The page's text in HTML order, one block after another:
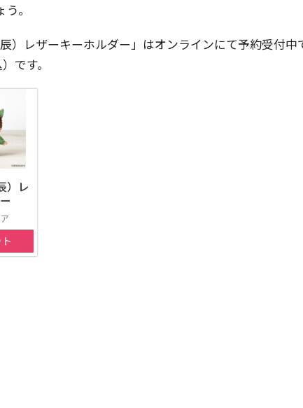
。
辰）レザーキーホルダー」はオンラインにて予約受付中
です。
）レ